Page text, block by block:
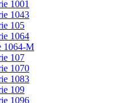
1001
1043
105
1064
1064-M
107
1070
1083
109
1096